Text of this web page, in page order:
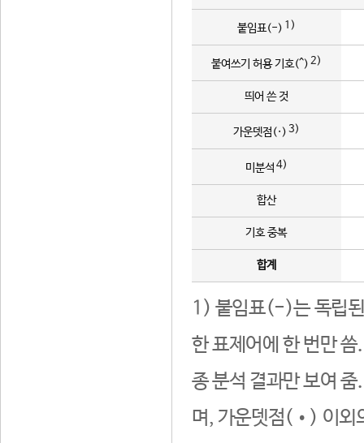
붙임표(-) 1)
붙여쓰기 허용 기호(^) 2)
띄어 쓴 것
가운뎃점(·) 3)
미분석 4)
합산
기호 중복
합계
1) 붙임표(-)는 독립된
한 표제어에 한 번만
종 분석 결과만 보여
며, 가운뎃점(•) 이외